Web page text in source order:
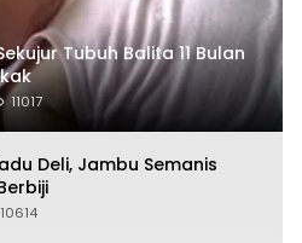
Tubuh Balita 11 Bulan
11017
Deli, Jambu Semanis
10614